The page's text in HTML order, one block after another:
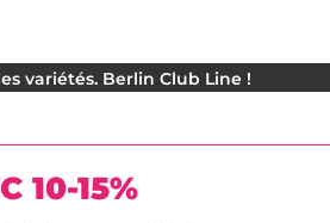
variétés. Berlin Club Line !
10-15%